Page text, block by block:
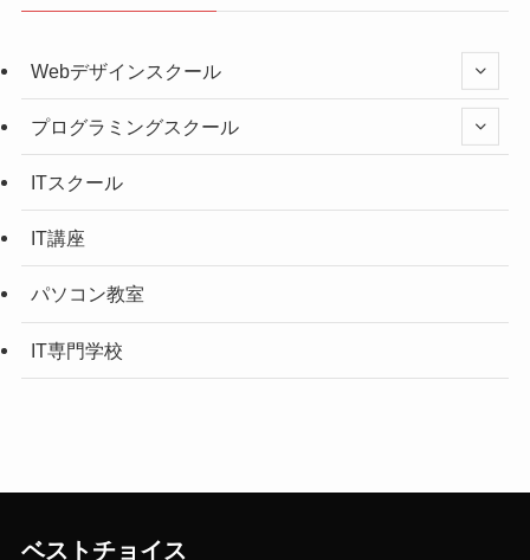
Webデザインスクール
プログラミングスクール
ITスクール
IT講座
パソコン教室
IT専門学校
ベストチョイス